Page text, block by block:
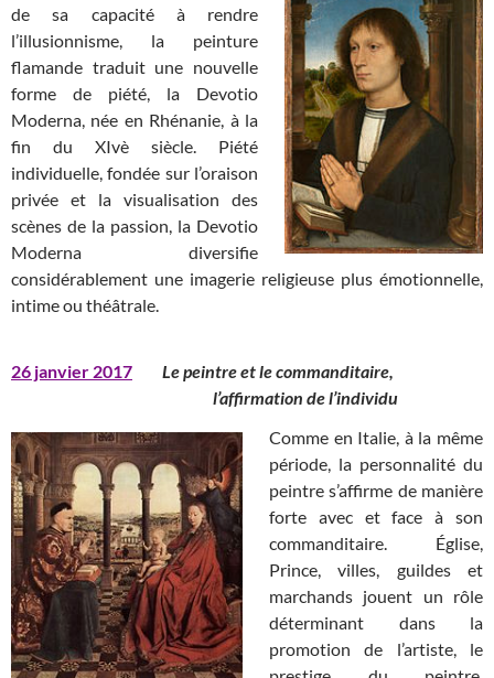
de sa capacité à rendre
l’illusionnisme, la peinture
flamande traduit une nouvelle
forme de piété, la Devotio
Moderna, née en Rhénanie, à la
fin du XIvè siècle. Piété
individuelle, fondée sur l’oraison
privée et la visualisation des
scènes de la passion, la Devotio
Moderna diversifie
considérablement une imagerie religieuse plus émotionnelle,
intime ou théâtrale.
26 janvier 2017
Le peintre et le commanditaire,
l’affirmation de l’individu
Comme en Italie, à la même
période, la personnalité du
peintre s’affirme de manière
forte avec et face à son
commanditaire. Église,
Prince, villes, guildes et
marchands jouent un rôle
déterminant dans la
promotion de l’artiste, le